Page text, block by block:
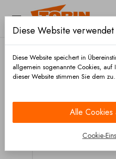

Diese Website verwendet
Diese Website speichert in
allgemein sogenannte Cookies,
dieser Website stimmen Sie dem zu.
Alle Cookies
Cookie-